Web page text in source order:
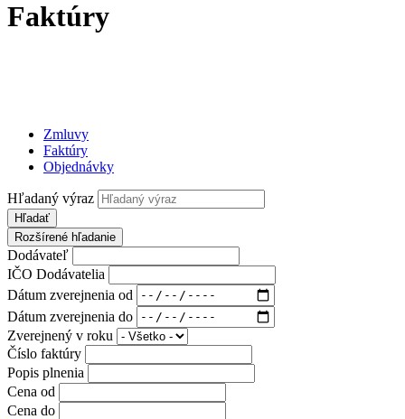
Faktúry
Zmluvy
Faktúry
Objednávky
Hľadaný výraz
Hľadať
Rozšírené hľadanie
Dodávateľ
IČO Dodávatelia
Dátum zverejnenia od
Dátum zverejnenia do
Zverejnený v roku
Číslo faktúry
Popis plnenia
Cena od
Cena do